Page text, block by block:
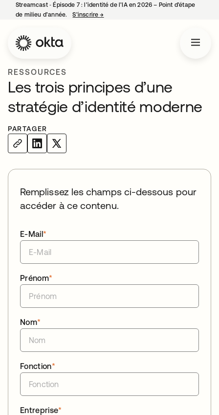
Streamcast ‑ Épisode 7 : l’identité de l’IA en 2026 – Point d’étape
de milieu d’année.
S’inscrire→
RESSOURCES
Les trois principes d’une
stratégie d’identité moderne
PARTAGER
Remplissez les champs ci-dessous pour
accéder à ce contenu.
*
E-Mail
*
Prénom
*
Nom
*
Fonction
*
Entreprise